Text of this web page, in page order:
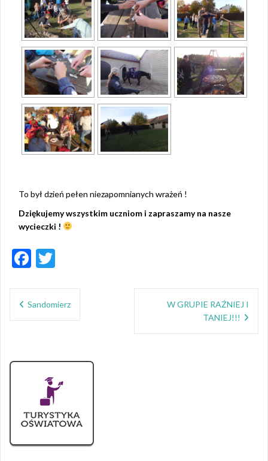
To był dzień pełen niezapomnianych wrażeń !
Dziękujemy wszystkim uczniom i zapraszamy na nasze
wycieczki !
F
e
b
itt
er
Nawigacja
Sandomierz
W GRUPIE RAŹNIEJ I
TANIEJ!!!